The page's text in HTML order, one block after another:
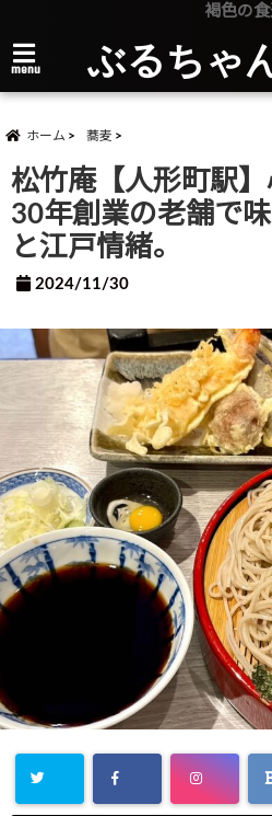
褐色の
menu ぶるちゃ
ホーム 蕎麦
松竹庵【人形町駅
30年創業の老舗で
と江戸情緒。
2024/11/30